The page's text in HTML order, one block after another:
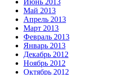
Июнь 2013
Май 2013
Апрель 2013
Март 2013
Февраль 2013
Январь 2013
Декабрь 2012
Ноябрь 2012
Октябрь 2012